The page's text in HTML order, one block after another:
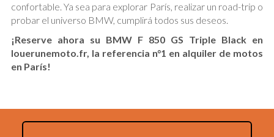
confortable. Ya sea para explorar París, realizar un road-trip o
probar el universo BMW, cumplirá todos sus deseos.
¡Reserve ahora su BMW F 850 GS Triple Black en
louerunemoto.fr, la referencia n°1 en alquiler de motos
en París!